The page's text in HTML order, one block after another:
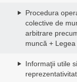
Procedura
colective de
arbitrare
muncă + Legea
Informaţii utile